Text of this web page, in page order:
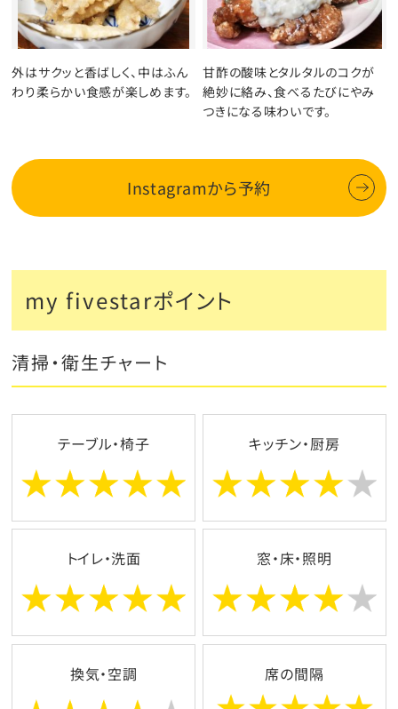
外はサクッと香ばしく、中はふん
わり柔らかい食感が楽しめます。
甘酢の酸味とタルタルのコクが
絶妙に絡み、食べるたびにやみ
つきになる味わいです。
Instagramから予約
my fivestarポイント
清掃・衛生チャート
テーブル・椅子 キッチン・厨房
トイレ・洗面 窓・床・照明
換気・空調 席の間隔